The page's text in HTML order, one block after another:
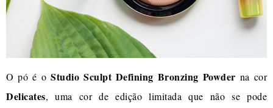
O pó é oStudio Sculpt Defining Bronzing Powder na cor
Delicates, uma cor de edição limitada que não se pode